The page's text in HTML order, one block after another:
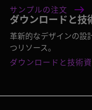
サンプルの注文
ダウンロードと技
革新的なデザインの設
つリソース。
ダウンロードと技術